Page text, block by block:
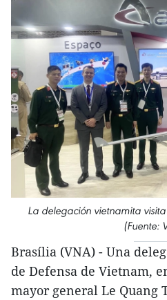
La delegación vietnamita
(Fuente:
Brasília (VNA) - Una
de Defensa de Vietnam,
mayor general Le Quang